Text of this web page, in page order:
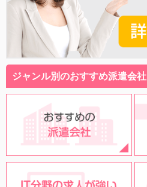
ジャンル別のおすすめ派遣会社